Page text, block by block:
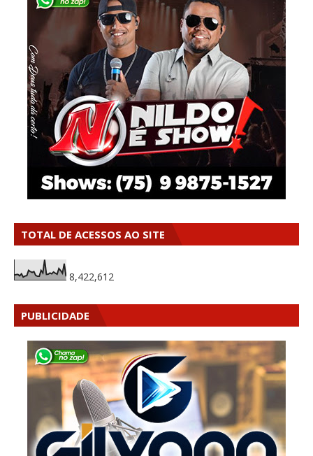
TOTAL DE ACESSOS AO SITE
8,422,612
PUBLICIDADE